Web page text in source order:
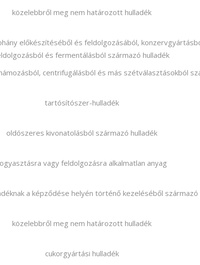
közelebbről meg nem határozott hulladék
előkészítéséből és feldolgozásából,
és fermentálásból származó hulladék
centrifugálásból és más szétválasztásokból
tartósítószer-hulladék
oldószeres kivonatolásból származó hulladék
vagy feldolgozásra alkalmatlan anyag
a képződése helyén történő kezeléséből származó
közelebbről meg nem határozott hulladék
cukorgyártási hulladék